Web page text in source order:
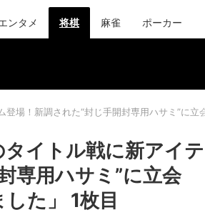
ンタメ 将棋 麻雀 ポーカー
場！新調された“封じ手開封専用ハサミ”に立
タイトル戦に新アイテ
専用ハサミ”に立会
た」 1枚目